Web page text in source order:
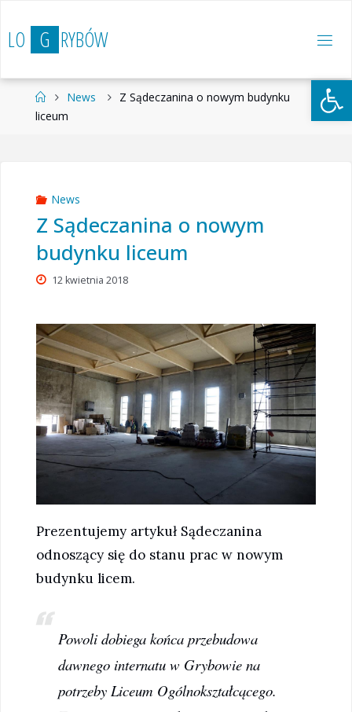
do
treści
LO G RYBÓW
Strona
główna
News
Z Sądeczanina o nowym budynku
liceum
News
Z Sądeczanina o nowym
budynku liceum
12 kwietnia 2018
Prezentujemy artykuł Sądeczanina
odnoszący się do stanu prac w nowym
budynku licem.
Powoli dobiega końca przebudowa
dawnego internatu w Grybowie na
potrzeby Liceum Ogólnokształcącego.